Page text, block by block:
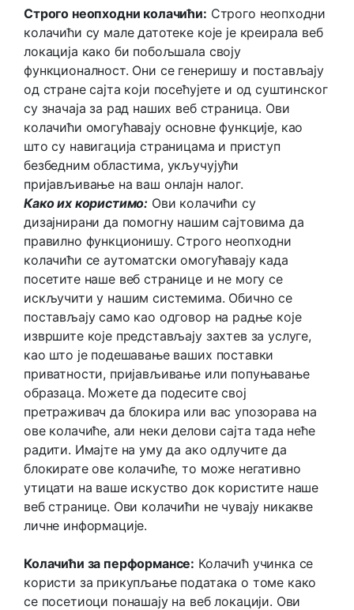
Строго неопходни колачићи: Строго неопходни
колачићи су мале датотеке које је креирала веб
локација како би побољшала своју
функционалност. Они се генеришу и постављају
од стране сајта који посећујете и од суштинског
су значаја за рад наших веб страница. Ови
колачићи омогућавају основне функције, као
што су навигација страницама и приступ
безбедним областима, укључујући
пријављивање на ваш онлајн налог.
Како их користимо: Ови колачићи су
дизајнирани да помогну нашим сајтовима да
правилно функционишу. Строго неопходни
колачићи се аутоматски омогућавају када
посетите наше веб странице и не могу се
искључити у нашим системима. Обично се
постављају само као одговор на радње које
извршите које представљају захтев за услуге,
као што је подешавање ваших поставки
приватности, пријављивање или попуњавање
образаца. Можете да подесите свој
претраживач да блокира или вас упозорава на
ове колачиће, али неки делови сајта тада неће
радити. Имајте на уму да ако одлучите да
блокирате ове колачиће, то може негативно
утицати на ваше искуство док користите наше
веб странице. Ови колачићи не чувају никакве
личне информације.
Колачићи за перформансе: Колачић учинка се
користи за прикупљање података о томе како
се посетиоци понашају на веб локацији. Ови